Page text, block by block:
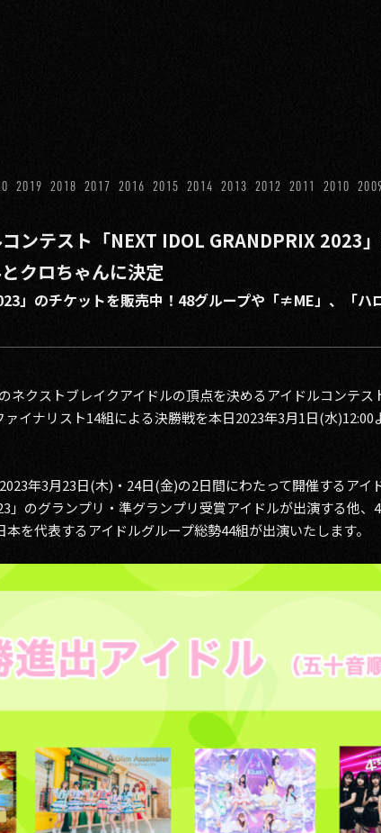
2019 2018 2017 2016 2015 2014 2013 2012 2011 2010
ンテスト「NEXT IDOL GRANDPRIX 2023
クロちゃんに決定
」のチケットを販売中！48グループや「≠ME」、「ハ
ネクストブレイクアイドルの頂点を決めるアイドルコンテス
イナリスト14組による決勝戦を本日2023年3月1日(水)12:00
年3月23日(木)・24日(金)の2日間にわたって開催するアイ
」のグランプリ・準グランプリ受賞アイドルが出演する他、
を代表するアイドルグループ総勢44組が出演いたします。